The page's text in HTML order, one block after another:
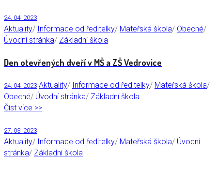
24. 04. 2023
Aktuality/ Informace od ředitelky/ Mateřská škola/ Obecné/
Úvodní stránka/ Základní škola
Den otevřených dveří v MŠ a ZŠ Vedrovice
24. 04. 2023 Aktuality/ Informace od ředitelky/ Mateřská škola/
Obecné/ Úvodní stránka/ Základní škola
Číst více >>
27. 03. 2023
Aktuality/ Informace od ředitelky/ Mateřská škola/ Úvodní
stránka/ Základní škola